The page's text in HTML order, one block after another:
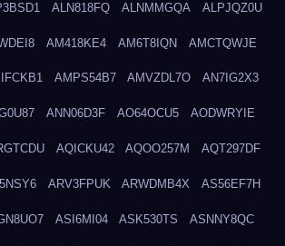
ALN818FQ ALNMMGQA ALPJQZ0U
AM418KE4 AM6T8IQN AMCTQWJE
AMPS54B7 AMVZDL7O AN7IG2X3
ANN06D3F AO64OCU5 AODWRYIE
AQICKU42 AQOO257M AQT297DF
ARV3FPUK ARWDMB4X AS56EF7H
ASI6MI04 ASK530TS ASNNY8QC